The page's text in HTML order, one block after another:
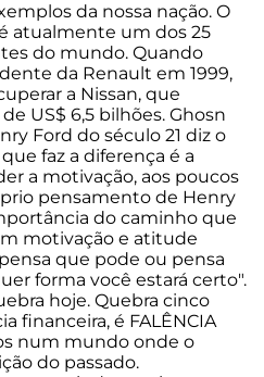
da nossa nação. O
atualmente um dos 25
do mundo. Quando
da Renault em 1999,
a Nissan, que
US$ 6,5 bilhões. Ghosn
Ford do século 21 diz o
faz a diferença é a
a motivação, aos poucos
pensamento de Henry
do caminho que
motivação e atitude
que pode ou pensa
forma você estará certo".
hoje. Quebra cinco
financeira, é FALÊNCIA
num mundo onde o
do passado.